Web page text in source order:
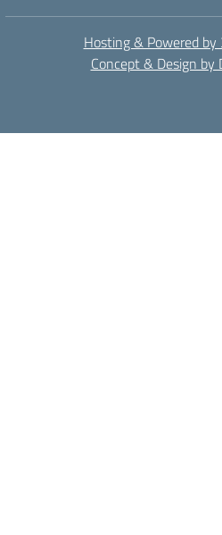
Hosting & Powered by
Concept & Design by